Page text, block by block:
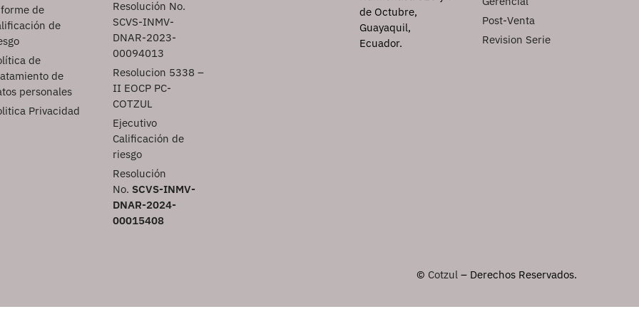
de
de
de
de
personales
Privacidad
Resolución No.
SCVS-INMV-
DNAR-2023-
00094013
Resolucion 5338 –
II EOCP PC-
COTZUL
Ejecutivo
Calificación de
riesgo
Resolución
No.SCVS-INMV-
DNAR-2024-
00015408
de Octubre,
Guayaquil,
Ecuador.
Post-Venta
Revision Serie
© Cotzul – Derechos Reservados.